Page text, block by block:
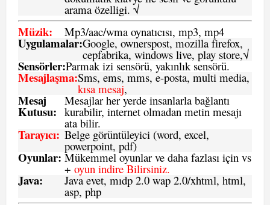
arama özelligi. √
Müzik: Mp3/aac/wma oynatıcısı, mp3, mp4
Uygulamalar:Google, ownerspost, mozilla firefox,
cepfabrika, windows live, play store,√
Sensörler:Parmak izi sensörü, yakınlık sensörü.
Mesajlaşma:Sms, ems, mms, e-posta, multi media,
kısa mesaj,
Mesaj
Kutusu:
Mesajlar her yerde insanlarla bağlantı
kurabilir, internet olmadan metin mesajı
ata bilir.
Tarayıcı: Belge görüntüleyici (word, excel,
powerpoint, pdf)
Oyunlar: Mükemmel oyunlar ve daha fazlası için vs
+ oyun indire Bilirsiniz.
Java: Java evet, mıdp 2.0 wap 2.0/xhtml, html,
asp, php